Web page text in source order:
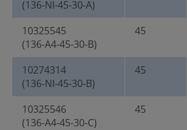
(136-NI-45-30-A)
10325545
(136-A4-45-30-B)
45
10274314
(136-NI-45-30-B)
45
10325546
(136-A4-45-30-C)
45